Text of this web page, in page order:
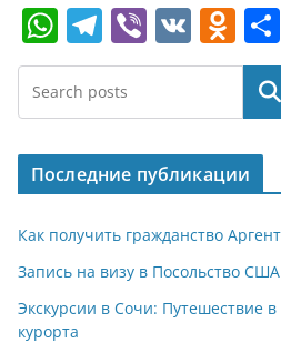
W
h
at
s
A
p
p
T
el
e
gr
a
m
Vi
b
V
K
O
d
o
kl
a
ss
ni
ki
п
Последние публикации
Как получить гражданство
Запись на визу в Посольство
Экскурсии в Сочи: Путешествие
курорта